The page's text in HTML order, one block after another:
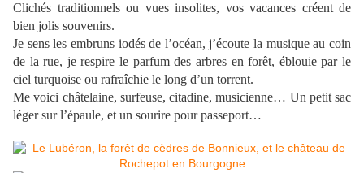
Clichés traditionnels ou vues insolites, vos vacances créent de
bien jolis souvenirs.
Je sens les embruns iodés de l’océan, j’écoute la musique au coin
de la rue, je respire le parfum des arbres en forêt, éblouie par le
ciel turquoise ou rafraîchie le long d’un torrent.
Me voici châtelaine, surfeuse, citadine, musicienne… Un petit sac
léger sur l’épaule, et un sourire pour passeport…